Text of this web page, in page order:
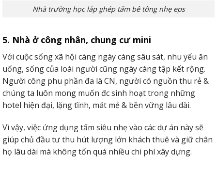
Nhà trường học lắp ghép tấm bê tông nhẹ eps
5. Nhà ở công nhân, chung cư mini
Với cuộc sống xã hội càng ngày càng sâu sát, nhu yếu ăn
uống, sống của loài người cũng ngày càng tập kết rộng.
Người công phu phần đa là CN, người có nguồn thu rẻ &
chúng ta luôn mong muốn đc sinh hoạt trong những
hotel hiện đại, lặng tĩnh, mát mẻ & bền vững lâu dài.
Vì vậy, việc ứng dụng tấm siêu nhẹ vào các dự án này sẽ
giúp chủ đầu tư thu hút lượng lớn khách thuê và giữ chân
họ lâu dài mà không tốn quá nhiều chi phí xây dựng.